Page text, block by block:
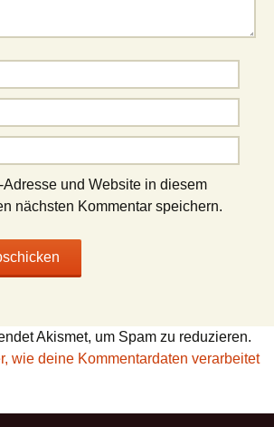
Adresse und Website in diesem
nächsten Kommentar speichern.
Akismet, um Spam zu reduzieren.
wie deine Kommentardaten verarbeitet